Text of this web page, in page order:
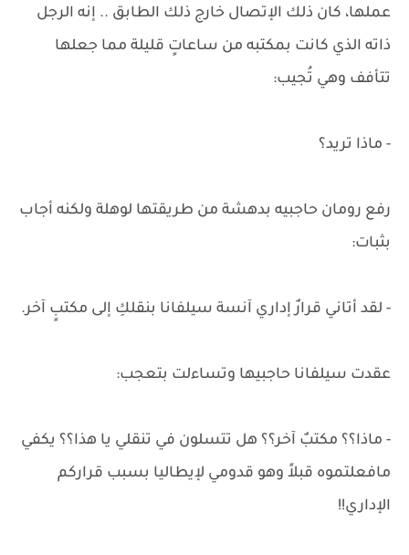
عملها، كان ذلك الإتصال خارج ذلك الطابق .. إنه الرجل
ذاته الذي كانت بمكتبه من ساعاتٍ قليلة مما جعلها
تتأفف وهي تُجيب:
- ماذا تريد؟
رفع رومان حاجبيه بدهشة من طريقتها لوهلة ولكنه أجاب
بثبات:
- لقد أتاني قرارٌ إداري آنسة سيلفانا بنقلكِ إلى مكتبٍ آخر.
عقدت سيلفانا حاجبيها وتساءلت بتعجب:
- ماذا؟؟ مكتبٌ آخر؟؟ هل تتسلون في تنقلي يا هذا؟؟ يكفي
مافعلتموه قبلاً وهو قدومي لإيطاليا بسبب قراركم
الإداري!!